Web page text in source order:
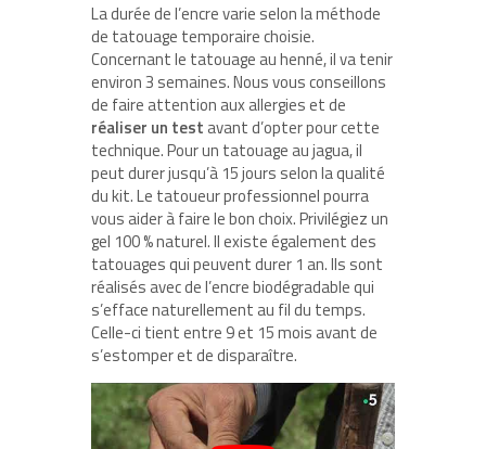
La durée de l’encre varie selon la méthode
de tatouage temporaire choisie.
Concernant le tatouage au henné, il va tenir
environ 3 semaines. Nous vous conseillons
de faire attention aux allergies et de
réaliser un test avant d’opter pour cette
technique. Pour un tatouage au jagua, il
peut durer jusqu’à 15 jours selon la qualité
du kit. Le tatoueur professionnel pourra
vous aider à faire le bon choix. Privilégiez un
gel 100 % naturel. Il existe également des
tatouages qui peuvent durer 1 an. Ils sont
réalisés avec de l’encre biodégradable qui
s’efface naturellement au fil du temps.
Celle-ci tient entre 9 et 15 mois avant de
s’estomper et de disparaître.